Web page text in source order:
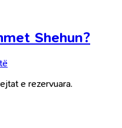
Shehun?
e rezervuara.